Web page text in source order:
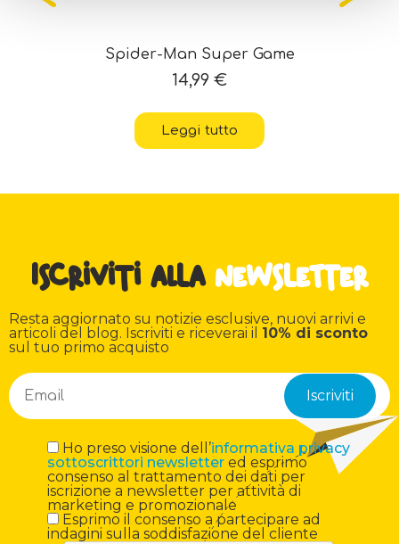
Spider-Man Super Game
14,99 €
Leggi tutto
Iscriviti alla newsletter
Resta aggiornato su notizie esclusive, nuovi arrivi e
articoli del blog. Iscriviti e riceverai il 10% di sconto
sul tuo primo acquisto
Ho preso visione dell’informativa privacy
sottoscrittori newslettered esprimo
consenso al trattamento dei dati per
iscrizione a newsletter per attività di
marketing e promozionale
Esprimo il consenso a partecipare ad
indagini sulla soddisfazione del cliente